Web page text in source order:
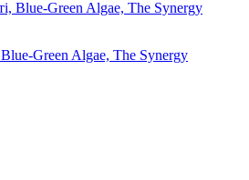
Green Algae, The Synergy